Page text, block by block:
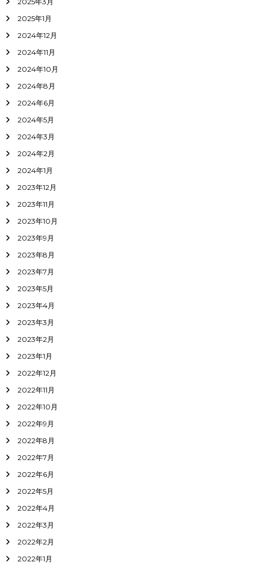
2025年1月
2024年12月
2024年11月
2024年10月
2024年8月
2024年6月
2024年5月
2024年3月
2024年2月
2024年1月
2023年12月
2023年11月
2023年10月
2023年9月
2023年8月
2023年7月
2023年5月
2023年4月
2023年3月
2023年2月
2023年1月
2022年12月
2022年11月
2022年10月
2022年9月
2022年8月
2022年7月
2022年6月
2022年5月
2022年4月
2022年3月
2022年2月
2022年1月